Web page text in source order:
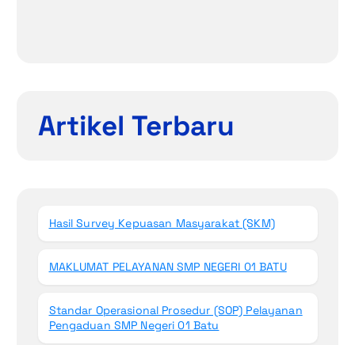
Artikel Terbaru
Hasil Survey Kepuasan Masyarakat (SKM)
MAKLUMAT PELAYANAN SMP NEGERI 01 BATU
Standar Operasional Prosedur (SOP) Pelayanan
Pengaduan SMP Negeri 01 Batu